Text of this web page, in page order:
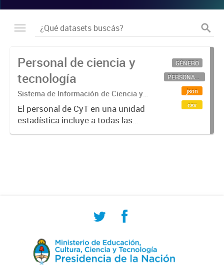
Personal de ciencia y
tecnología
Sistema de Información de Ciencia y
Tecnología Argentino (SICYTAR)
El personal de CyT en una unidad
estadística incluye a todas las
personas involucradas
GÉNERO
PERSONAL CIENTÍFICO-TECNOLÓGICO
json
csv